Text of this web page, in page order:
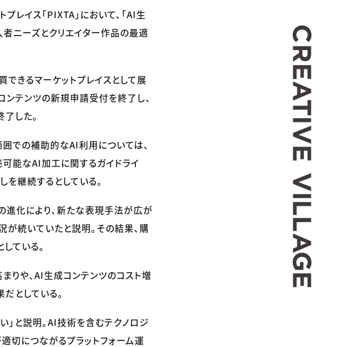
レイス「PIXTA」において、「AI生
ニーズとクリエイター作品の最適
できるマーケットプレイスとして展
テンツの新規申請受付を終了し、
した。
での補助的なAI利用については、
能なAI加工に関するガイドライ
を継続するとしている。
化により、新たな表現手法が広が
続いていたと説明。その結果、購
ている。
りや、AI生成コンテンツのコスト増
としている。
と説明。AI技術を含むテクノロジ
切につながるプラットフォーム運